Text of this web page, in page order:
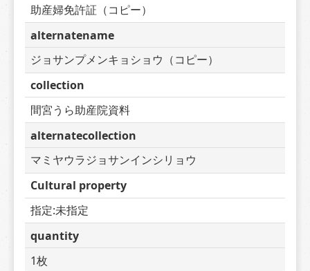
助産婦免許証（コピー）
alternatename
ジョサンプメンキョショウ（コピー）
collection
間宮うら助産院資料
alternatecollection
マミヤウラジョサンインシリョウ
Cultural property
指定:未指定
quantity
1枚